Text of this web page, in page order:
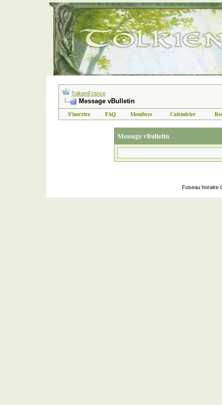
TolkienFrance
Message vBulletin
S'inscrire FAQ Membres Calendrier
Message vBulletin
Fuseau horaire